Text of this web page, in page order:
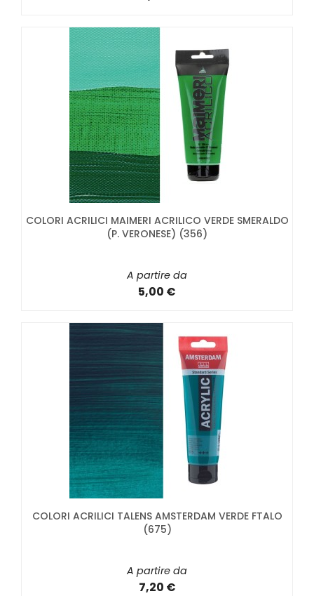
COLORI ACRILICI MAIMERI ACRILICO VERDE SMERALDO
(P. VERONESE) (356)
A partire da
5,00 €
COLORI ACRILICI TALENS AMSTERDAM VERDE FTALO
(675)
A partire da
7,20 €